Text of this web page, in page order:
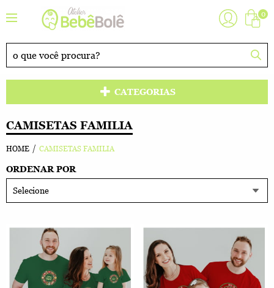
0
CATEGORIAS
CAMISETAS FAMILIA
HOME CAMISETAS FAMILIA
ORDENAR POR
Selecione